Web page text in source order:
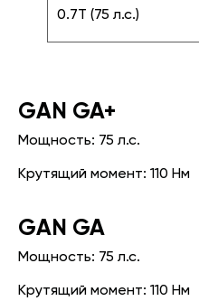
0.7T (75 л.с.)
GАN GA+
Мощность: 75 л.с.
Крутящий момент: 110 Нм
GАN GA
Мощность: 75 л.с.
Крутящий момент: 110 Нм